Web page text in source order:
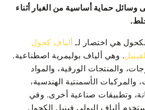
وسائل حماية أساسية من الغبار أثناء
هي اختصار لـ ألياف كحول
. وهي ألياف بوليمرية اصطناعية.
والمنتجات الورقية، والمواد
والمركبات الأسمنتية الهندسية،
وتطبيقات صناعية أخرى. وفي
ألياف البولي فينيل الكحول